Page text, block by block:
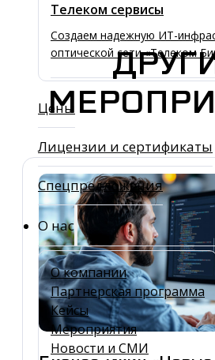
Телеком сервисы
Создаем надежную ИТ-
оптической сети «Телеком
Цены
Лицензии и сертификаты
Спецпредложения
О нас
О компании
Партнерская программа
Кейсы
Мероприятия
Новости и СМИ